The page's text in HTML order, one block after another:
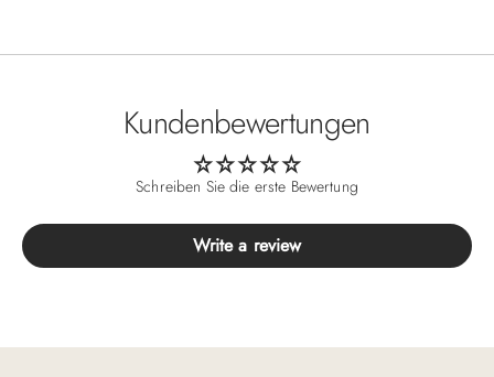
Kundenbewertungen
Schreiben Sie die erste Bewertung
Write a review